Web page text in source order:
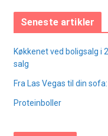
Seneste artikler
Køkkenet ved boligsalg i
salg
Fra Las Vegas til din
Proteinboller